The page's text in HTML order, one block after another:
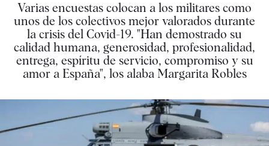
Varias encuestas colocan a los militares como
unos de los colectivos mejor valorados durante
la crisis del Covid-19. "Han demostrado su
calidad humana, generosidad, profesionalidad,
entrega, espíritu de servicio, compromiso y su
amor a España", los alaba Margarita Robles